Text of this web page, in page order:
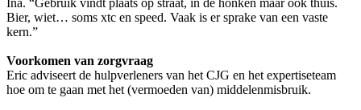
Bier, wiet… soms xtc en speed. Vaak is er sprake van een vaste
kern.”
Voorkomen van zorgvraag
Eric adviseert de hulpverleners van het CJG en het expertiseteam
hoe om te gaan met het (vermoeden van) middelenmisbruik.